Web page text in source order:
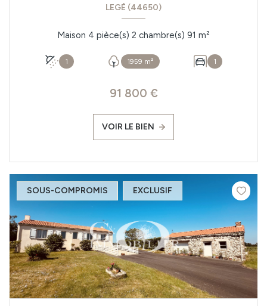
LEGÉ (44650)
Maison 4 pièce(s) 2 chambre(s) 91 m²
1 1959 m² 1
91 800 €
VOIR LE BIEN
SOUS-COMPROMIS EXCLUSIF